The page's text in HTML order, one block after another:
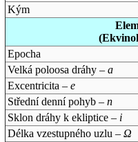
Kým
Epocha
Velká poloosa dráhy – a
Excentricita – e
Střední denní pohyb – n
Sklon dráhy k ekliptice – i
Délka vzestupného uzlu – Ω